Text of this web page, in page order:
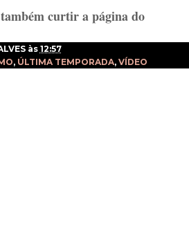
curtir a página do
às 12:57
, ÚLTIMA TEMPORADA, VÍDEO